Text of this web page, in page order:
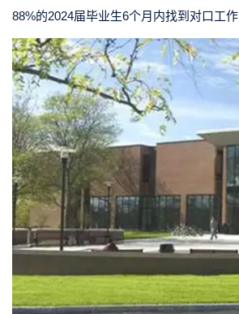
88%的2024届毕业生6个月内找到对口工作